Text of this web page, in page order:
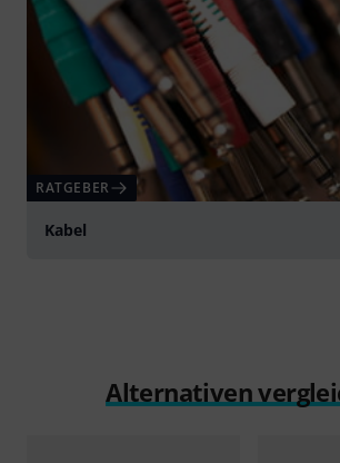
RATGEBER
Kabel
Alternativen